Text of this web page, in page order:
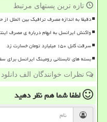
تازه ترین پستهای مرتبط
دقیقا به اندازه مصرف ترافیک بین الملل
واکنش ایرانسل به ابهام درباره ی مصرف
سرقت کابل ۱۵۰ میلیارد تومان خسارت زد
بسته های تابستانی رومینگ ایرانسل برای
نظرات خوانندگان الف
لطفا شما همنظر دهید